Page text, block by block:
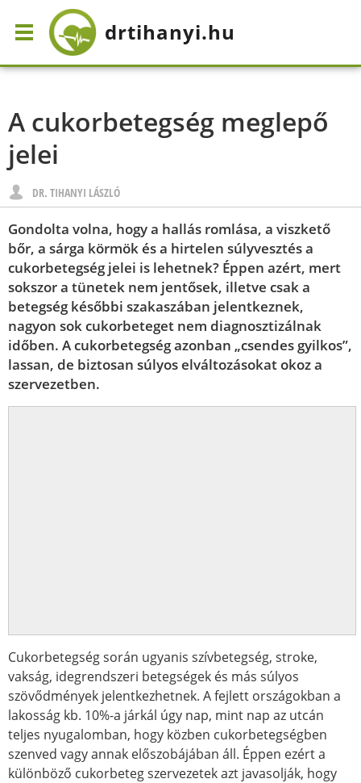
drtihanyi.hu
A cukorbetegség meglepő
jelei
DR. TIHANYI LÁSZLÓ
Gondolta volna, hogy a hallás romlása, a viszkető
bőr, a sárga körmök és a hirtelen súlyvesztés a
cukorbetegség jelei is lehetnek? Éppen azért, mert
sokszor a tünetek nem jentősek, illetve csak a
betegség későbbi szakaszában jelentkeznek,
nagyon sok cukorbeteget nem diagnosztizálnak
időben. A cukorbetegség azonban „csendes gyilkos”,
lassan, de biztosan súlyos elváltozásokat okoz a
szervezetben.
Cukorbetegség során ugyanis szívbetegség, stroke,
vakság, idegrendszeri betegségek és más súlyos
szövődmények jelentkezhetnek. A fejlett országokban a
lakosság kb. 10%-a járkál úgy nap, mint nap az utcán
teljes nyugalomban, hogy közben cukorbetegségben
szenved vagy annak előszobájában áll. Éppen ezért a
különböző cukorbeteg szervezetek azt javasolják, hogy